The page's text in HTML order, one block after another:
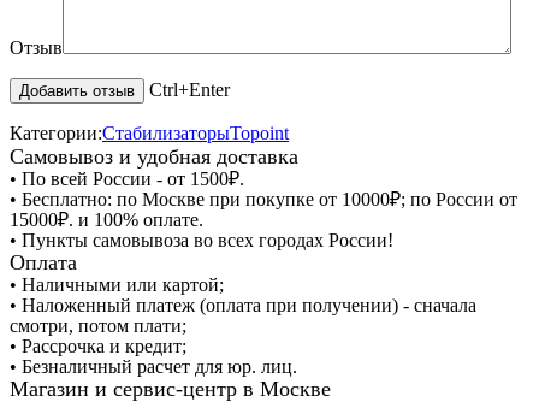
Отзыв
Ctrl+Enter
Категории:СтабилизаторыTopoint
Самовывоз и удобная доставка
• По всей России - от 1500₽.
• Бесплатно: по Москве при покупке от 10000₽; по России от
15000₽. и 100% оплате.
• Пункты самовывоза во всех городах России!
Оплата
• Наличными или картой;
• Наложенный платеж (оплата при получении) - сначала
смотри, потом плати;
• Рассрочка и кредит;
• Безналичный расчет для юр. лиц.
Магазин и сервис-центр в Москве